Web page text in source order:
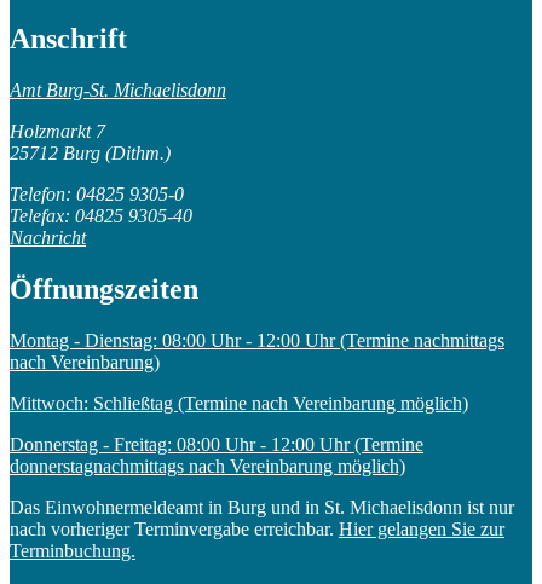
Anschrift
Amt Burg-St. Michaelisdonn
Holzmarkt 7
25712 Burg (Dithm.)
Telefon: 04825 9305-0
Telefax: 04825 9305-40
Nachricht
Öffnungszeiten
Montag - Dienstag: 08:00 Uhr - 12:00 Uhr (Termine nachmittags
nach Vereinbarung)
Mittwoch: Schließtag (Termine nach Vereinbarung möglich)
Donnerstag - Freitag: 08:00 Uhr - 12:00 Uhr (Termine
donnerstagnachmittags nach Vereinbarung möglich)
Das Einwohnermeldeamt in Burg und in St. Michaelisdonn ist nur
nach vorheriger Terminvergabe erreichbar. Hier gelangen Sie zur
Terminbuchung.